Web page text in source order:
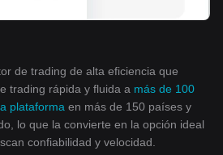
de trading de alta eficiencia que
trading rápida y fluida a más de 100
plataforma en más de 150 países y
lo que la convierte en la opción ideal
confiabilidad y velocidad.